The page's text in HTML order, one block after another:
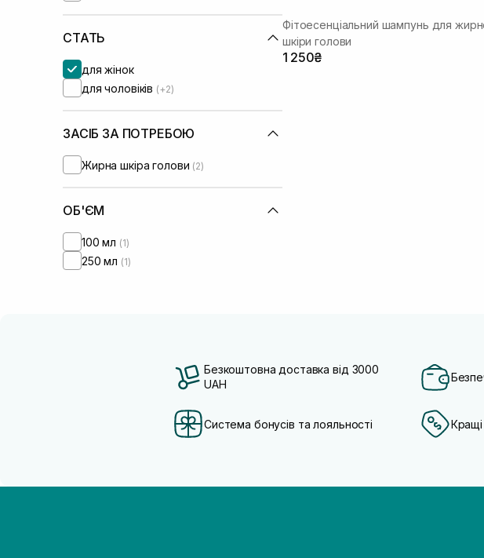
СТАТЬ
для жінок
для чоловіків (+2)
ЗАСІБ ЗА ПОТРЕБОЮ
Жирна шкіра голови (2)
ОБ'ЄМ
100 мл (1)
250 мл (1)
Фітоесенціальний шампунь для
шкіри голови
1 250₴
Безкоштовна доставка від 3000
UAH
Система бонусів та лояльності